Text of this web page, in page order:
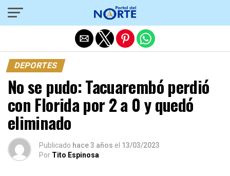
DEPORTES
No se pudo: Tacuarembó perdió
con Florida por 2 a 0 y quedó
eliminado
Publicado hace 3 años el 13/03/2023
Por Tito Espinosa
Salir de la versión móvil